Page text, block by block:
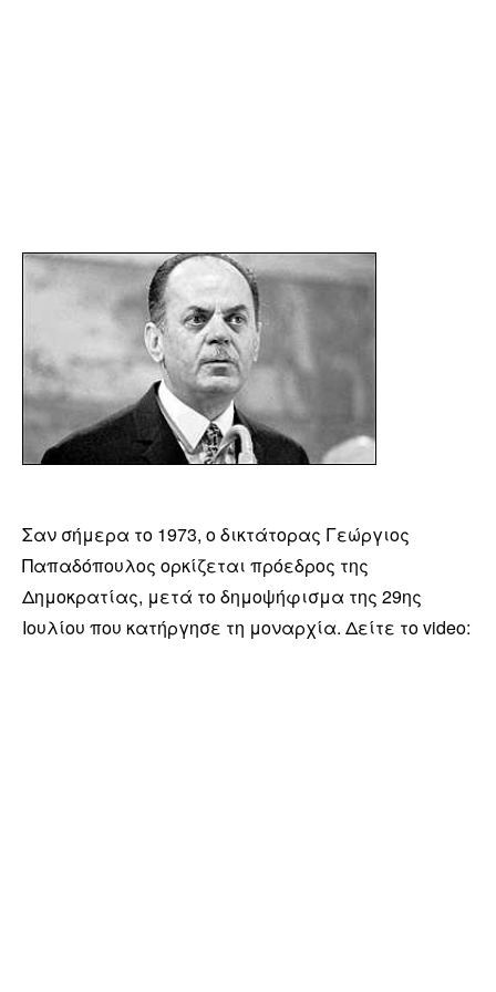
Σαν σήμερα το 1973, ο δικτάτορας Γεώργιος
Παπαδόπουλος ορκίζεται πρόεδρος της
Δημοκρατίας, μετά το δημοψήφισμα της 29ης
Ιουλίου που κατήργησε τη μοναρχία. Δείτε το video: